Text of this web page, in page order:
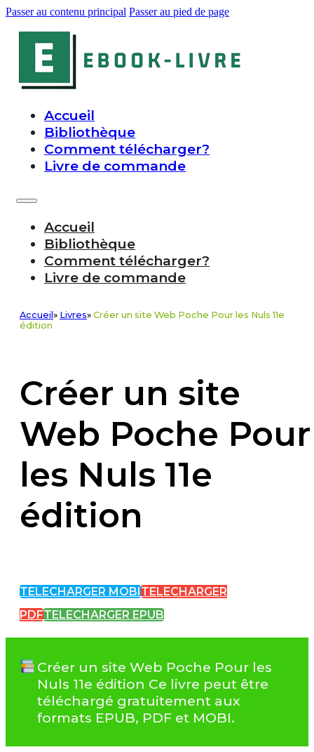
Passer au contenu principal Passer au pied de page
Accueil
Bibliothèque
Comment télécharger?
Livre de commande
Accueil
Bibliothèque
Comment télécharger?
Livre de commande
Accueil » Livres» Créer un site Web Poche Pour les Nuls 11e
édition
Créer un site
Web Poche Pour
les Nuls 11e
édition
TELECHARGER MOBI TELECHARGER
PDFTELECHARGER EPUB
Créer un site Web Poche Pour les
Nuls 11e édition Ce livre peut être
téléchargé gratuitement aux
formats EPUB, PDF et MOBI.